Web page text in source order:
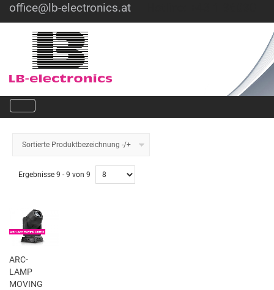
office@lb-electronics.at
Sortierte Produktbezeichnung -/+
Ergebnisse 9 - 9 von 9
ARC-
LAMP
MOVING